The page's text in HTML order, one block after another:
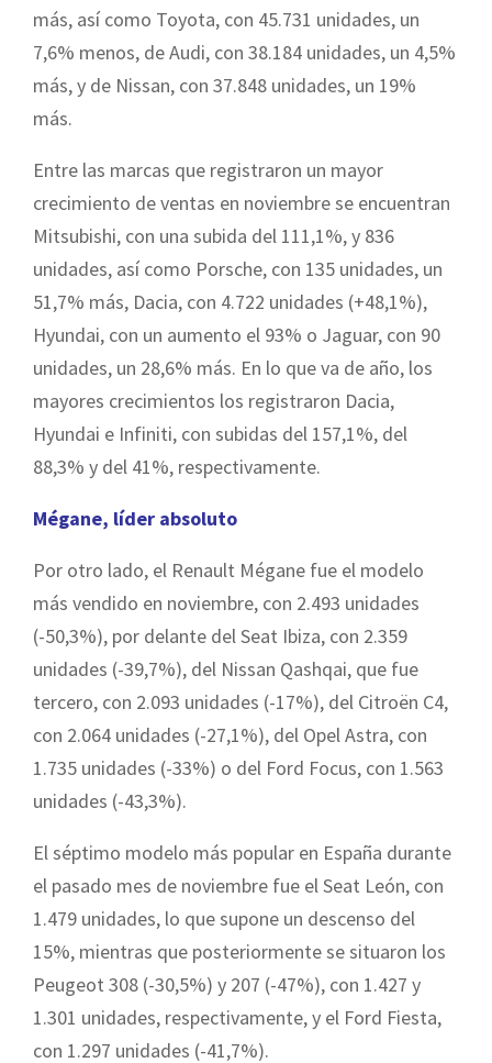
más, así como Toyota, con 45.731 unidades, un
7,6% menos, de Audi, con 38.184 unidades, un 4,5%
más, y de Nissan, con 37.848 unidades, un 19%
más.
Entre las marcas que registraron un mayor
crecimiento de ventas en noviembre se encuentran
Mitsubishi, con una subida del 111,1%, y 836
unidades, así como Porsche, con 135 unidades, un
51,7% más, Dacia, con 4.722 unidades (+48,1%),
Hyundai, con un aumento el 93% o Jaguar, con 90
unidades, un 28,6% más. En lo que va de año, los
mayores crecimientos los registraron Dacia,
Hyundai e Infiniti, con subidas del 157,1%, del
88,3% y del 41%, respectivamente.
Mégane, líder absoluto
Por otro lado, el Renault Mégane fue el modelo
más vendido en noviembre, con 2.493 unidades
(-50,3%), por delante del Seat Ibiza, con 2.359
unidades (-39,7%), del Nissan Qashqai, que fue
tercero, con 2.093 unidades (-17%), del Citroën C4,
con 2.064 unidades (-27,1%), del Opel Astra, con
1.735 unidades (-33%) o del Ford Focus, con 1.563
unidades (-43,3%).
El séptimo modelo más popular en España durante
el pasado mes de noviembre fue el Seat León, con
1.479 unidades, lo que supone un descenso del
15%, mientras que posteriormente se situaron los
Peugeot 308 (-30,5%) y 207 (-47%), con 1.427 y
1.301 unidades, respectivamente, y el Ford Fiesta,
con 1.297 unidades (-41,7%).